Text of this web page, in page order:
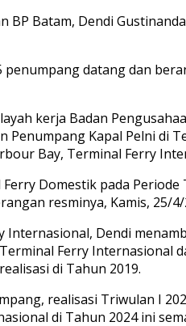
BP Batam, Dendi
penumpang datang dan
kerja Badan
Penumpang Kapal Pelni di
Bay, Terminal Ferry
Domestik pada
resminya, Kamis, 25/4/
Internasional, Dendi
Ferry Internasional
di Tahun 2019.
realisasi Triwulan I
di Tahun 2024 ini